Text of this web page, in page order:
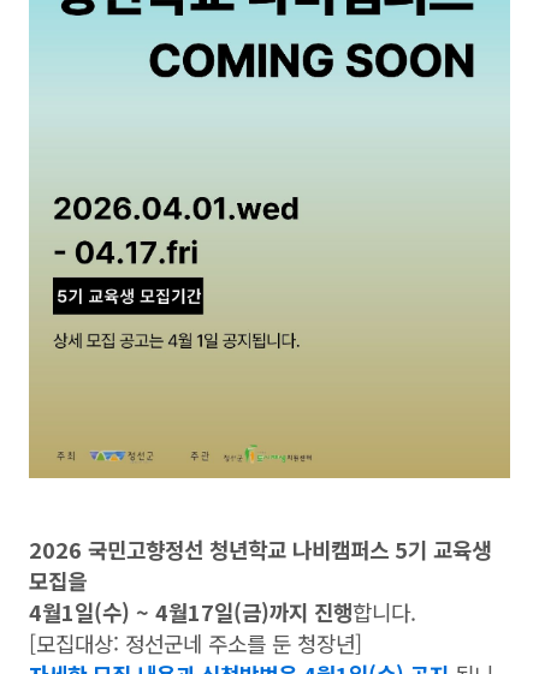
2026 국민고향정선 청년학교 나비캠퍼스 5기 교육생
모집을
4월1일(수) ~ 4월17일(금)까지 진행합니다.
[모집대상: 정선군네 주소를 둔 청장년]